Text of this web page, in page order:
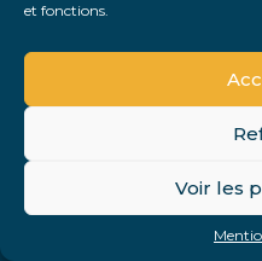
et fonctions.
Voir les
Footer
PLAN
Conception